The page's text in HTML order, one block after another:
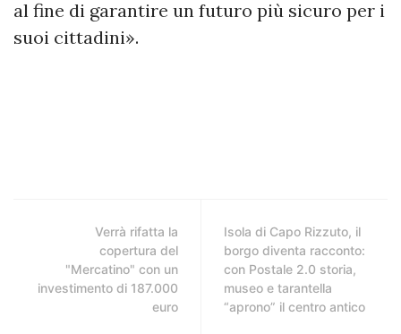
al fine di garantire un futuro più sicuro per i
suoi cittadini».
Verrà rifatta la
copertura del
"Mercatino" con un
investimento di 187.000
euro
Isola di Capo Rizzuto, il
borgo diventa racconto:
con Postale 2.0 storia,
museo e tarantella
“aprono” il centro antico